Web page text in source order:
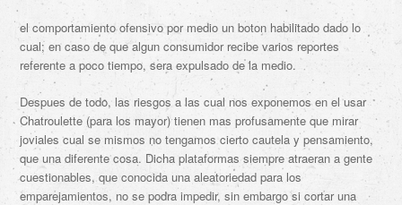
el comportamiento ofensivo por medio un boton habilitado dado lo
cual; en caso de que algun consumidor recibe varios reportes
referente a poco tiempo, sera expulsado de la medio.
Despues de todo, las riesgos a las cual nos exponemos en el usar
Chatroulette (para los mayor) tienen mas profusamente que mirar
joviales cual se mismos no tengamos cierto cautela y pensamiento,
que una diferente cosa. Dicha plataformas siempre atraeran a gente
cuestionables, que conocida una aleatoriedad para los
emparejamientos, no se podra impedir, sin embargo si cortar una